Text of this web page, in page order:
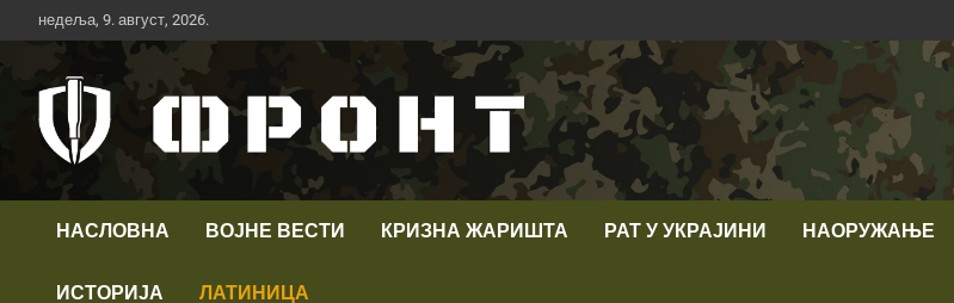
Скип
то
недеља, 9. август, 2026.
Телевизија ФРОНТ
НАСЛОВНА ВОЈНЕ ВЕСТИ КРИЗНА ЖАРИШТА РАТ У УКРАЈИНИ НАОРУЖАЊЕ
ИСТОРИЈА ЛАТИНИЦА